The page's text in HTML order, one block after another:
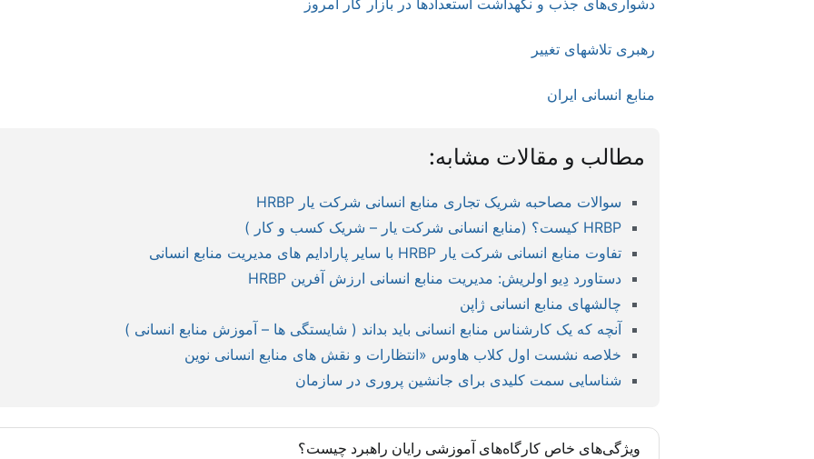
رهبری تلاشهای تغییر
منابع انسانی ایران
مطالب و مقالات مشابه:
سوالات مصاحبه شریک تجاری منابع انسانی شرکت یار HRBP
HRBP کیست؟ (منابع انسانی شرکت یار – شریک کسب و کار )
تفاوت منابع انسانی شرکت یار HRBP با سایر پارادایم های مدیریت منابع انسانی
دستاورد دِیو اولریش: مدیریت منابع انسانی ارزش آفرین HRBP
چالشهای منابع انسانی ژاپن
آنچه که یک کارشناس منابع انسانی باید بداند ( شایستگی ها – آموزش منابع انسانی )
خلاصه نشست اول کلاب هاوس «انتظارات و نقش های منابع انسانی نوین
شناسایی سمت کلیدی برای جانشین پروری در سازمان
ویژگی‌های خاص کارگاه‌های آموزشی رایان راهبرد چیست؟